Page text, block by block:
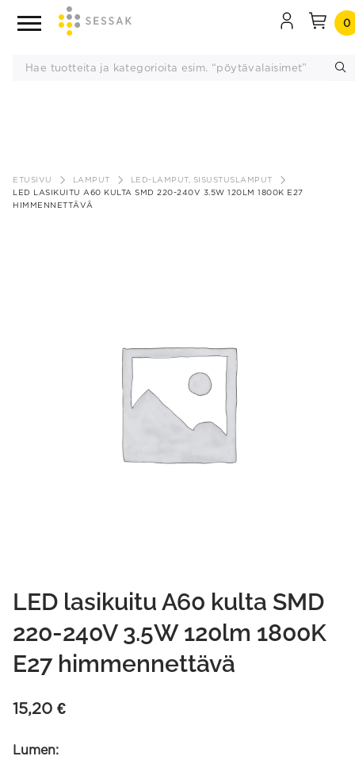
sisältöön
0
ETUSIVU LAMPUT
LED-LAMPUT, SISUSTUSLAMPUT
LED LASIKUITU A60 KULTA SMD 220-240V 3.5W 120LM 1800K E27
HIMMENNETTÄVÄ
LED lasikuitu A60 kulta SMD
220-240V 3.5W 120lm 1800K
E27 himmennettävä
15,20 €
Lumen: